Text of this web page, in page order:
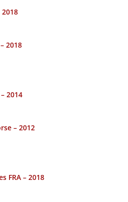
2018
2014
– 2012
FRA – 2018